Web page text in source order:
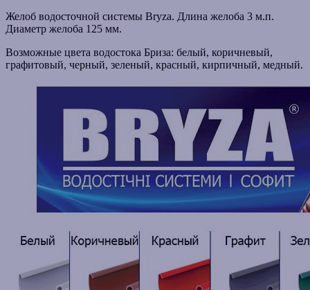
Желоб водосточной системы Bryza. Длина желоба 3 м.п.
Диаметр желоба 125 мм.
Возможные цвета водостока Бриза: белый, коричневый,
графитовый, черный, зеленый, красный, кирпичный, медный.